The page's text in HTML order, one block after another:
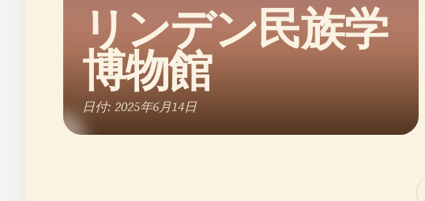
リンデン民族学
博物館
日付: 2025年6月14日